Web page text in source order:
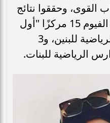
القوى، وحققوا نتائج
باهرة، بعد أن حقق طلاب الفيوم 15 مركزًا "أول
وثاني" لطلاب المدارس الرياضية للبنين، و3
الرياضية للبنات.